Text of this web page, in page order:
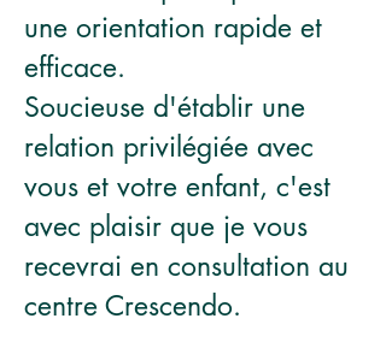
une orientation rapide et
efficace.
Soucieuse d'établir une
relation privilégiée avec
vous et votre enfant, c'est
avec plaisir que je vous
recevrai en consultation au
centre Crescendo.